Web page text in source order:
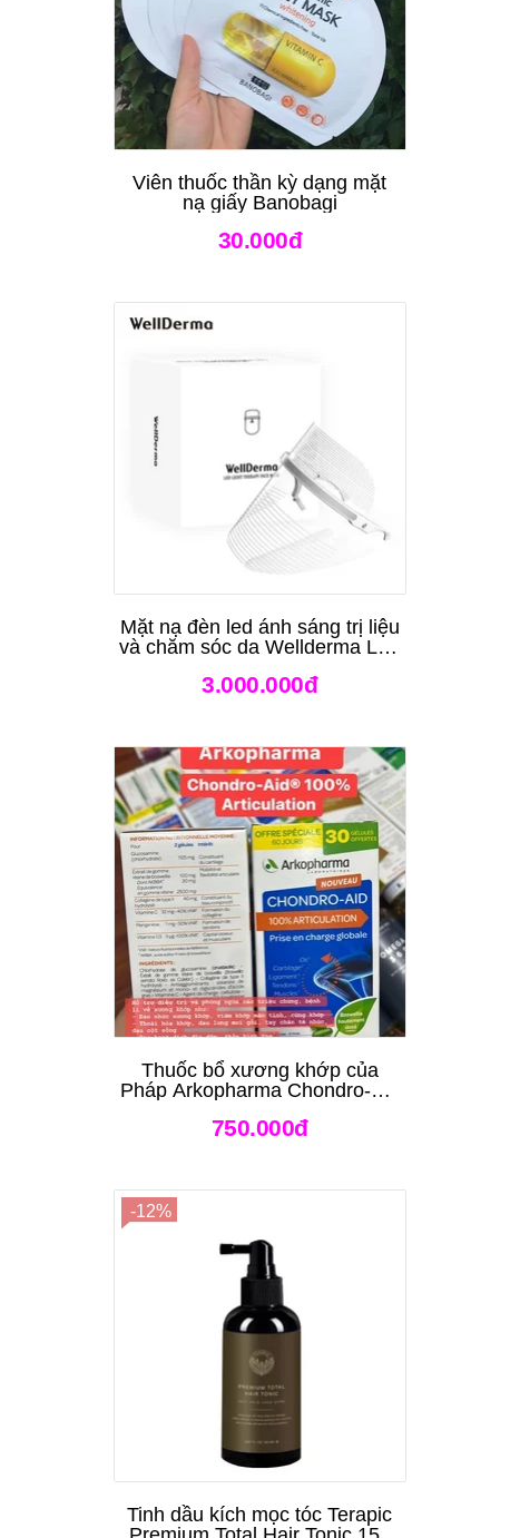
Viên thuốc thần kỳ dạng mặt
nạ giấy Banobagi
30.000đ
Mặt nạ đèn led ánh sáng trị liệu
và chăm sóc da Wellderma Led
Mask
3.000.000đ
Thuốc bổ xương khớp của
Pháp Arkopharma Chondro-Aid
750.000đ
-12%
Tinh dầu kích mọc tóc Terapic